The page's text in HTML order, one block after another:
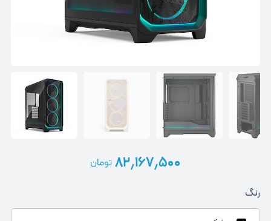
۸۲٫۱۶۷٫۵۰۰ تومان
رنگ